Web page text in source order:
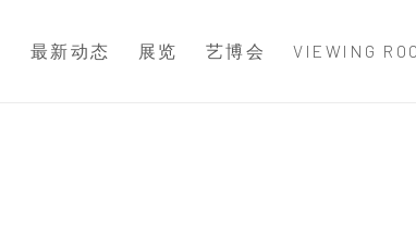
最新动态 展览 艺博会 VIEWING